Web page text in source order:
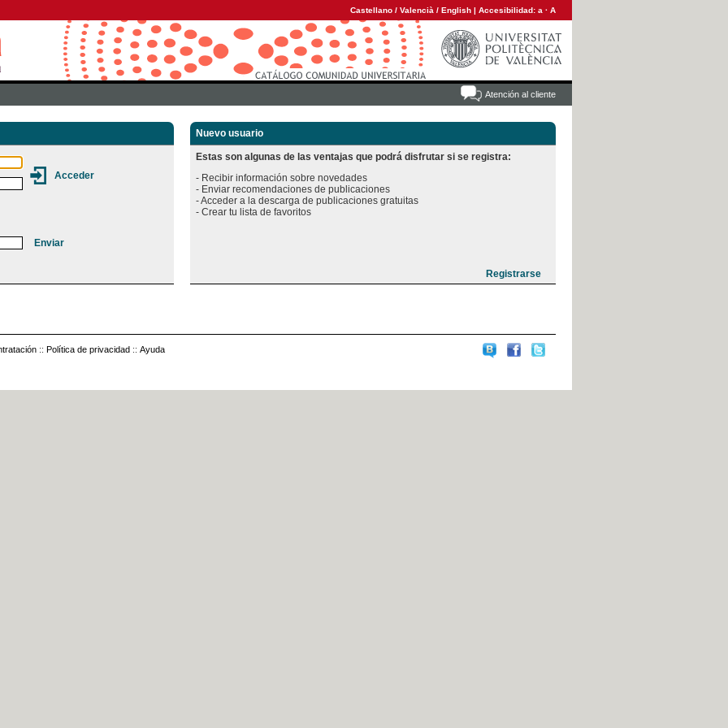
Castellano / Valencià / English | Accesibilidad: a · A
Atención al cliente
Nuevo usuario
Estas son algunas de las ventajas que podrá disfrutar si se registra:
- Recibir información sobre novedades
- Enviar recomendaciones de publicaciones
- Acceder a la descarga de publicaciones gratuitas
:: Política de privacidad :: Ayuda